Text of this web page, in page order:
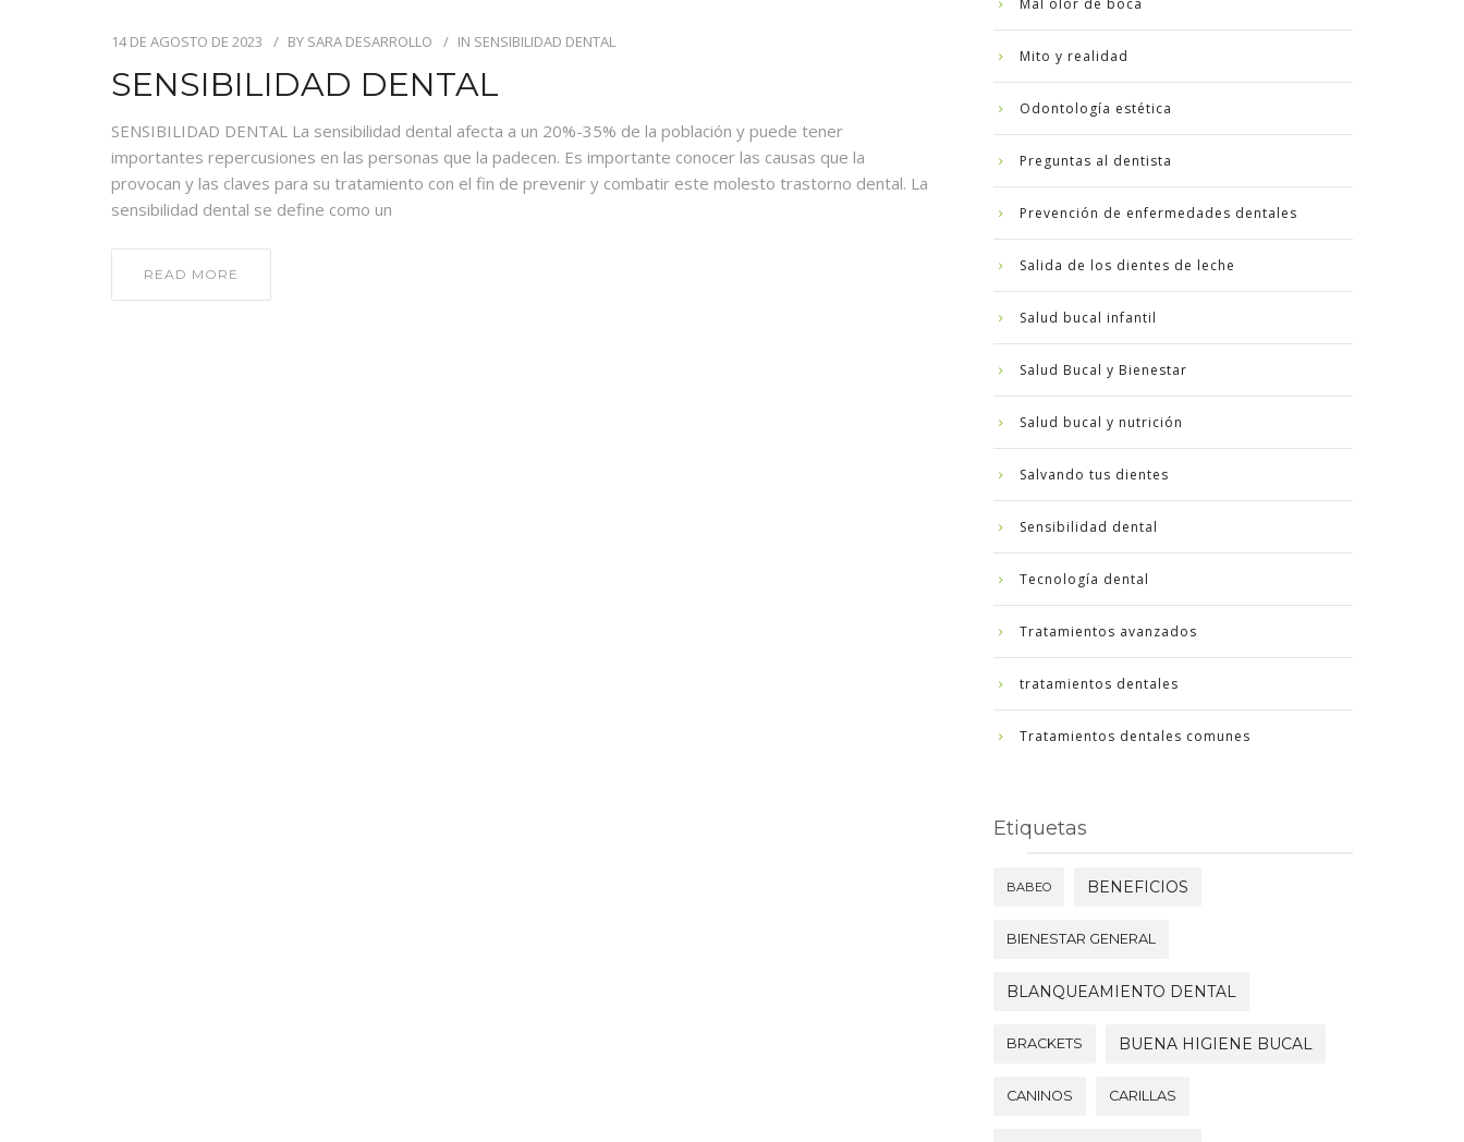
14 DE AGOSTO DE 2023 BY SARA DESARROLLO IN SENSIBILIDAD DENTAL
SENSIBILIDAD DENTAL
SENSIBILIDAD DENTAL La sensibilidad dental afecta a un 20%-35% de la población y puede tener
importantes repercusiones en las personas que la padecen. Es importante conocer las causas que la
provocan y las claves para su tratamiento con el fin de prevenir y combatir este molesto trastorno dental. La
sensibilidad dental se define como un
READ MORE
Mal olor de boca
Mito y realidad
Odontología estética
Preguntas al dentista
Prevención de enfermedades dentales
Salida de los dientes de leche
Salud bucal infantil
Salud Bucal y Bienestar
Salud bucal y nutrición
Salvando tus dientes
Sensibilidad dental
Tecnología dental
Tratamientos avanzados
tratamientos dentales
Tratamientos dentales comunes
Etiquetas
BABEO BENEFICIOS
BIENESTAR GENERAL
BLANQUEAMIENTO DENTAL
BRACKETS BUENA HIGIENE BUCAL
CANINOS CARILLAS